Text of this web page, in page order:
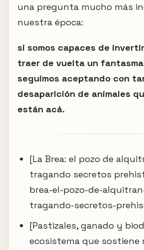
una pregunta mucho más
nuestra época:
si somos capaces de
traer de vuelta un
seguimos aceptando con
desaparición de animales
están acá.
[La Brea: el pozo de
tragando secretos
brea-el-pozo-de-
tragando-secretos-
[Pastizales, ganado y
ecosistema que sostiene